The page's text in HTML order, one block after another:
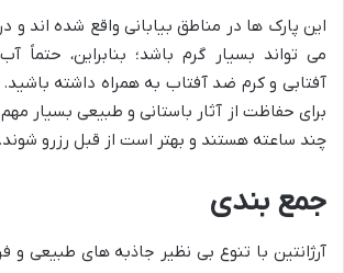
این پارک ها در مناطق بیابانی واقع شده اند و
می تواند بسیار گرم باشد؛ بنابراین، حتماً
آفتابی و کرم ضد آفتاب به همراه داشته باشید.
برای حفاظت از آثار باستانی و طبیعی بسیار
چند ساعته هستند و بهتر است از قبل رزرو شوند.
جمع بندی
آرژانتین با تنوع بی نظیر جاذبه های طبیعی و